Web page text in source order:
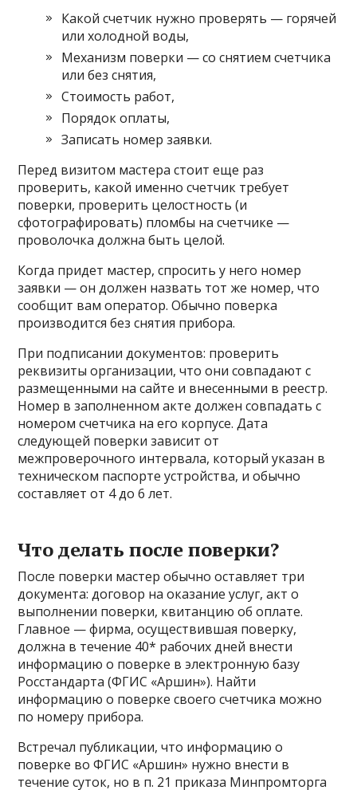
Какой счетчик нужно проверять — горячей
или холодной воды,
Механизм поверки — со снятием счетчика
или без снятия,
Стоимость работ,
Порядок оплаты,
Записать номер заявки.
Перед визитом мастера стоит еще раз
проверить, какой именно счетчик требует
поверки, проверить целостность (и
сфотографировать) пломбы на счетчике —
проволочка должна быть целой.
Когда придет мастер, спросить у него номер
заявки — он должен назвать тот же номер, что
сообщит вам оператор. Обычно поверка
производится без снятия прибора.
При подписании документов: проверить
реквизиты организации, что они совпадают с
размещенными на сайте и внесенными в реестр.
Номер в заполненном акте должен совпадать с
номером счетчика на его корпусе. Дата
следующей поверки зависит от
межпроверочного интервала, который указан в
техническом паспорте устройства, и обычно
составляет от 4 до 6 лет.
Что делать после поверки?
После поверки мастер обычно оставляет три
документа: договор на оказание услуг, акт о
выполнении поверки, квитанцию об оплате.
Главное — фирма, осуществившая поверку,
должна в течение 40* рабочих дней внести
информацию о поверке в электронную базу
Росстандарта (ФГИС «Аршин»). Найти
информацию о поверке своего счетчика можно
по номеру прибора.
Встречал публикации, что информацию о
поверке во ФГИС «Аршин» нужно внести в
течение суток, но в п. 21 приказа Минпромторга